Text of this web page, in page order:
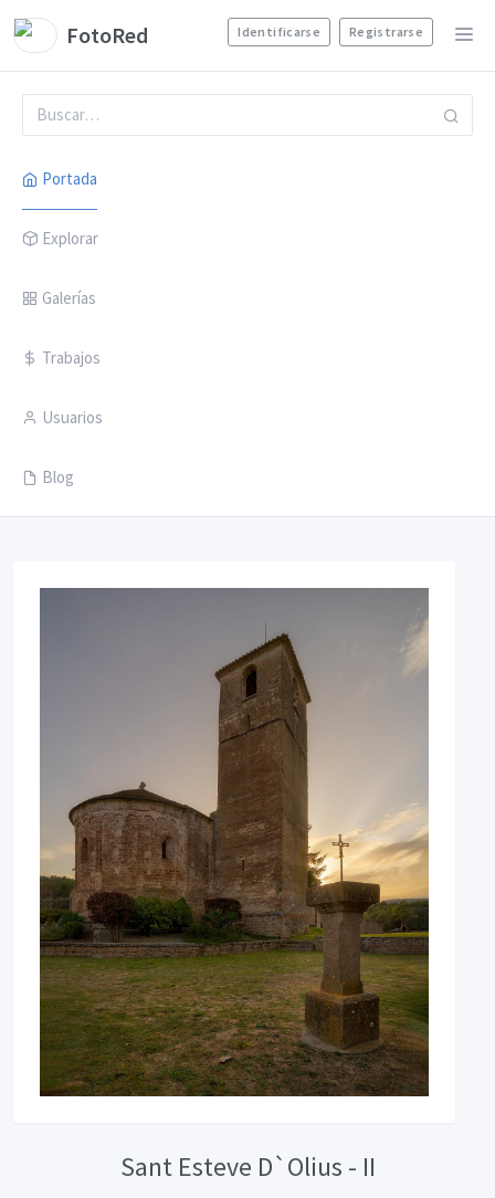
FotoRed Identificarse Registrarse
Portada
Explorar
Galerías
Trabajos
Usuarios
Blog
Sant Esteve D`Olius - II